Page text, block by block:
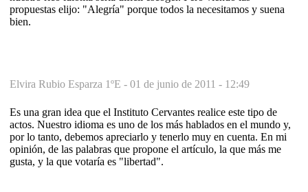
propuestas elijo: "Alegría" porque todos la necesitamos y suena
bien.
Elvira Rubio Esparza 1ºE - 01 de junio de 2011 - 12:49
Es una gran idea que el Instituto Cervantes realice este tipo de
actos. Nuestro idioma es uno de los más hablados en el mundo y,
por lo tanto, debemos apreciarlo y tenerlo muy en cuenta. En mi
opinión, de las palabras que propone el artículo, la que más me
gusta, y la que votaría es "libertad".